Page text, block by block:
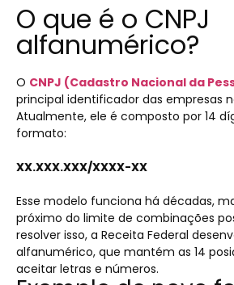
O que é o CNPJ
alfanumérico?
O CNPJ (Cadastro Nacional da
principal identificador das empresas
Atualmente, ele é composto por 14
formato:
XX.XXX.XXX/XXXX-XX
Esse modelo funciona há décadas,
próximo do limite de combinações
resolver isso, a Receita Federal
alfanumérico, que mantém as 14
aceitar letras e números.